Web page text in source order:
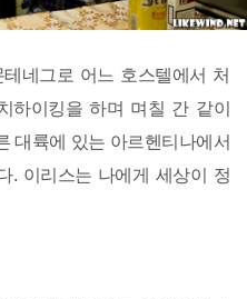
네그로 어느 호스텔에서 처
하이킹을 하며 며칠 간 같이
대륙에 있는 아르헨티나에서
. 이리스는 나에게 세상이 정